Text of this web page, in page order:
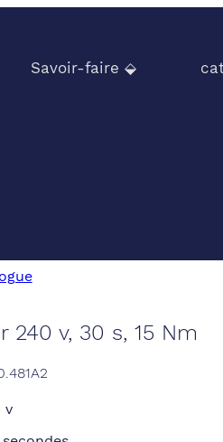
Savoir-faire ⬙
240 v, 30 s, 15 Nm
v